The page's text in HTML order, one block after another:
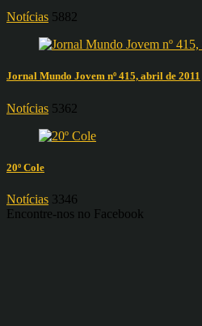
Notícias 5882
Jornal Mundo Jovem nº 415, abril de 2011
Notícias 5362
20º Cole
Notícias 3346
Encontre-nos no Facebook